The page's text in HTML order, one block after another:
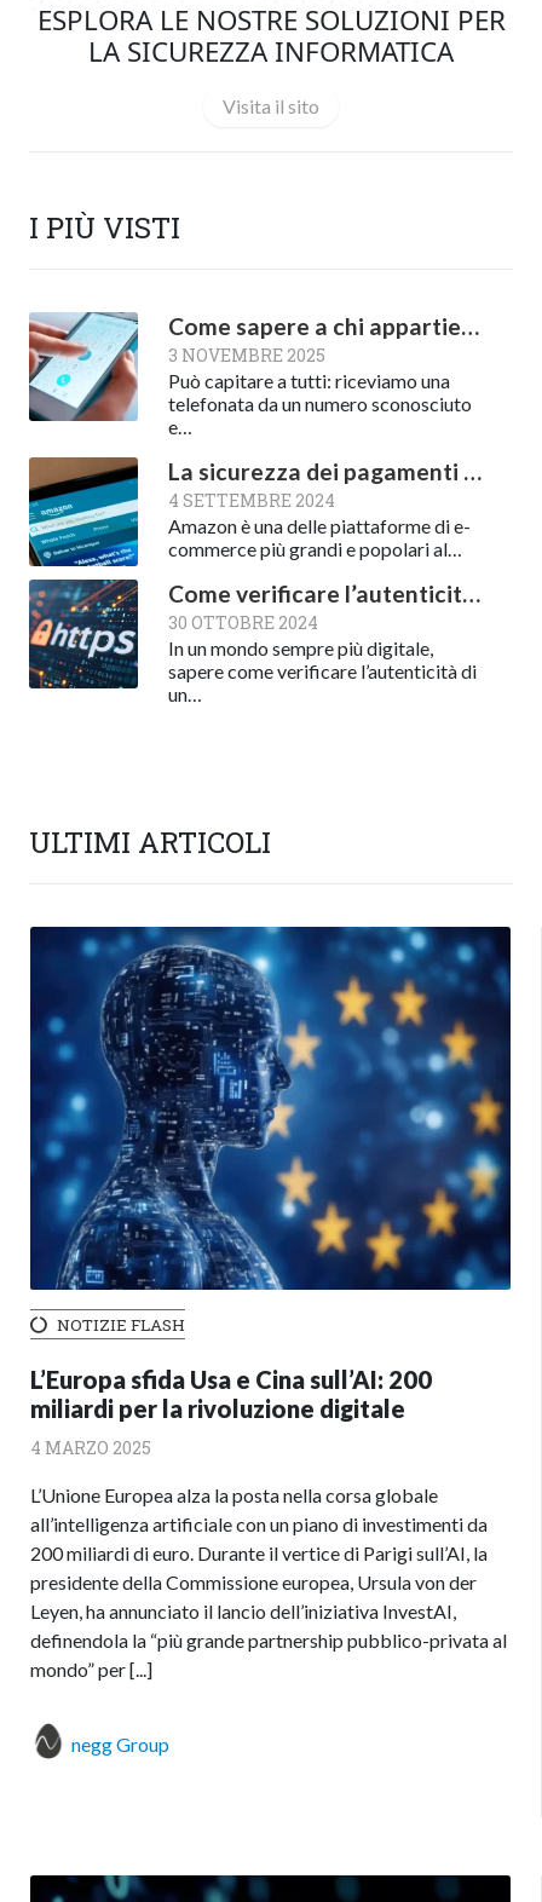
ESPLORA LE NOSTRE SOLUZIONI PER
LA SICUREZZA INFORMATICA
Visita il sito
I PIÙ VISTI
Come sapere a chi appartiene un numero di cellulare
3 NOVEMBRE 2025
Può capitare a tutti: riceviamo una
telefonata da un numero sconosciuto
e…
La sicurezza dei pagamenti su Amazon
4 SETTEMBRE 2024
Amazon è una delle piattaforme di e-
commerce più grandi e popolari al…
Come verificare l’autenticità di un sito web: una guida essenziale
30 OTTOBRE 2024
In un mondo sempre più digitale,
sapere come verificare l’autenticità di
un…
ULTIMI ARTICOLI
NOTIZIE FLASH
L’Europa sfida Usa e Cina sull’AI: 200
miliardi per la rivoluzione digitale
4 MARZO 2025
L’Unione Europea alza la posta nella corsa globale
all’intelligenza artificiale con un piano di investimenti da
200 miliardi di euro. Durante il vertice di Parigi sull’AI, la
presidente della Commissione europea, Ursula von der
Leyen, ha annunciato il lancio dell’iniziativa InvestAI,
definendola la “più grande partnership pubblico-privata al
mondo” per [...]
negg Group